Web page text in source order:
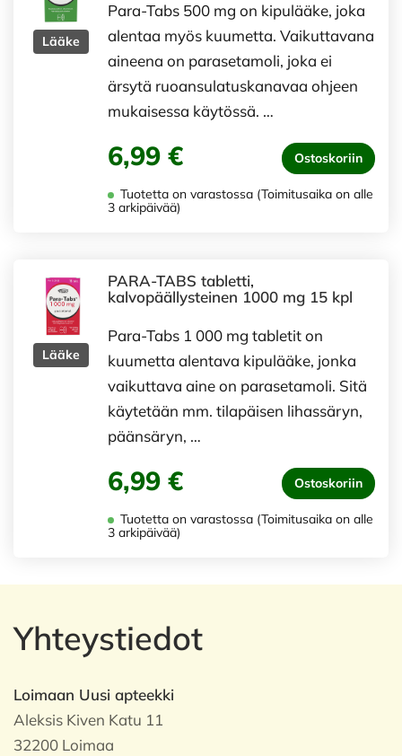
Lääke
Para-Tabs 500 mg on kipulääke, joka
alentaa myös kuumetta. Vaikuttavana
aineena on parasetamoli, joka ei
ärsytä ruoansulatuskanavaa ohjeen
mukaisessa käytössä. …
6,99 € Ostoskoriin
Tuotetta on varastossa (Toimitusaika on alle
3 arkipäivää)
Lääke
PARA-TABS tabletti,
kalvopäällysteinen 1000 mg 15 kpl
Para-Tabs 1 000 mg tabletit on
kuumetta alentava kipulääke, jonka
vaikuttava aine on parasetamoli. Sitä
käytetään mm. tilapäisen lihassäryn,
päänsäryn, …
6,99 € Ostoskoriin
Tuotetta on varastossa (Toimitusaika on alle
3 arkipäivää)
Yhteystiedot
Loimaan Uusi apteekki
Aleksis Kiven Katu 11
32200 Loimaa